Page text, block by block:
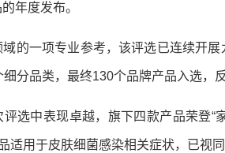
年度发布。
的一项专业参考，该评选已连续开
分品类，最终130个品牌产品入选，
选中表现卓越，旗下四款产品荣登
适用于皮肤细菌感染相关症状，已